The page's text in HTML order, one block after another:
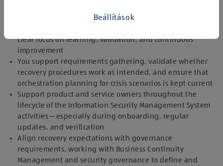
clear focus on learning, validation, and continuous
improvement
You support requirements gathering, validate whether
recovery procedures work as intended, and ensure that
orchestration planning for crisis scenarios is kept current
Support product and service owners throughout the
lifecycle of the Information Security Management System
activities—especially during onboarding, regular
updates, and verification
Align recovery expectations with governance
requirements, working with Business Continuity
Management and security governance to define and
Beállítások